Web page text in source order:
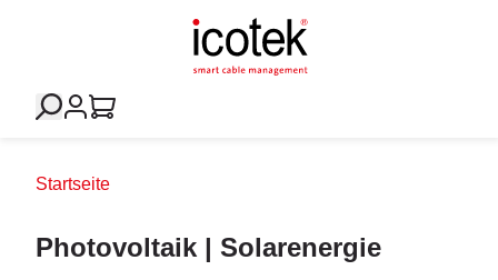
Startseite
Photovoltaik | Solarenergie